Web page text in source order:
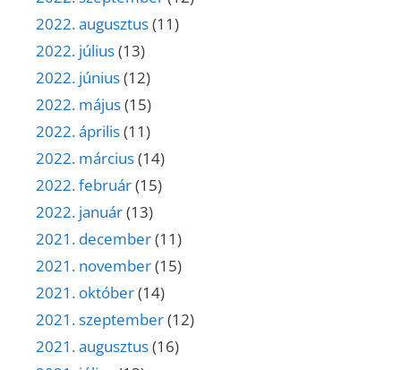
2022. augusztus(11)
2022. július(13)
2022. június(12)
2022. május(15)
2022. április(11)
2022. március(14)
2022. február(15)
2022. január(13)
2021. december(11)
2021. november(15)
2021. október(14)
2021. szeptember(12)
2021. augusztus(16)